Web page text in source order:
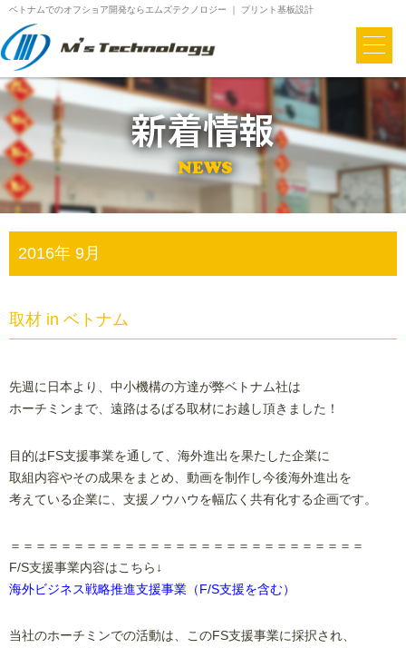
ベトナムでのオフショア開発ならエムズテクノロジー ｜ プリント基板設計
2016年 9月
取材 in ベトナム
先週に日本より、中小機構の方達が弊ベトナム社は
ホーチミンまで、遠路はるばる取材にお越し頂きました！
目的はFS支援事業を通して、海外進出を果たした企業に
取組内容やその成果をまとめ、動画を制作し今後海外進出を
考えている企業に、支援ノウハウを幅広く共有化する企画です。
＝＝＝＝＝＝＝＝＝＝＝＝＝＝＝＝＝＝＝＝＝＝＝＝＝＝＝＝
F/S支援事業内容はこちら↓
海外ビジネス戦略推進支援事業（F/S支援を含む）
当社のホーチミンでの活動は、このFS支援事業に採択され、